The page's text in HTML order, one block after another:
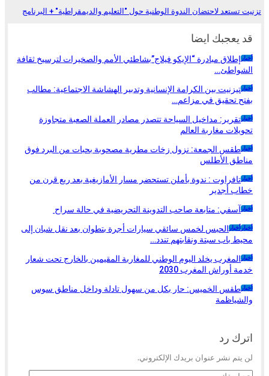
تزنيت تستعد لاحتضان الندوة الوطنية حول "التعليم والديمقراطية" + البرنامج
قد يعجبك ايضا
أخبارإطلاق مبادرة “الإيكو فيلاج”بشاطئي الأمم والصخيرات لترسيخ ثقافة
الشواطئ…
أخبارتيزنيت بين الكرامة الإنسانية وتدبير الهشاشة الاجتماعية: مطالب
بفتح تحقيق في مزاعم…
أخبارتقرير: مداخيل السياحة تتصدر مصادر العملة الصعبة متجاوزة
تحويلات مغاربة العالم
أخبارطقس الجمعة: نزول زخات مطرية مصحوبة بحبات من البرد فوق
مناطق الأطلس
أخبارتافراوت : ندوة بأملن تستحضر مسار الأمازيغية بعد ربع قرن من
خطاب أجدير
أخبارآسفي: متابعة صاحب التدوينة التحريضية في حالة سراح
أخبارأخبارالحبس لخمس سائقي سيارات أجرة بتطوان بعد نقل شبان إلى
محيط باب سبتة ونقابتهم تندد…
أخبارالمغرب يخلد اليوم الوطني للمغاربة المقيمين بالخارج تحت شعار
خدمة أوراش المغرب 2030
أخبارطقس الخميس: ﺣﺎﺭ بكل من سهول تادلة وداخل مناطق سوس
والشياظمة
اترك رد
لن يتم نشر عنوان بريدك الإلكتروني.